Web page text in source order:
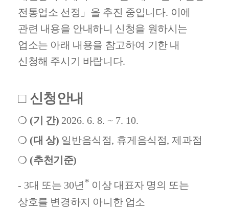
전통업소 선정 」 을 추진 중입니다. 이에
관련 내용을 안내하니 신청을 원하시는
업소는 아래 내용을 참고하여 기한 내
신청해 주시기 바랍니다.
□ 신청안내
❍ (기 간) 2026. 6. 8. ~ 7. 10.
❍ (대 상) 일반음식점, 휴게음식점,제과점
❍ (추천기준)
- 3대 또는 30년 * 이상 대표자 명의 또는
상호를 변경하지 아니한 업소